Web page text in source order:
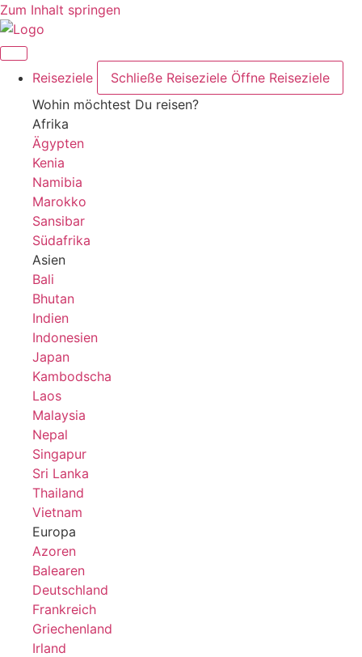
Zum Inhalt springen
Reiseziele Schließe Reiseziele Öffne Reiseziele
Wohin möchtest Du reisen?
Afrika
Ägypten
Kenia
Namibia
Marokko
Sansibar
Südafrika
Asien
Bali
Bhutan
Indien
Indonesien
Japan
Kambodscha
Laos
Malaysia
Nepal
Singapur
Sri Lanka
Thailand
Vietnam
Europa
Azoren
Balearen
Deutschland
Frankreich
Griechenland
Irland